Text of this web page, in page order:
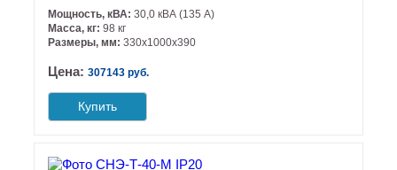
Мощность, кВА: 30,0 кВА (135 А)
Масса, кг: 98 кг
Размеры, мм: 330х1000х390
Цена: 307143 руб.
Купить